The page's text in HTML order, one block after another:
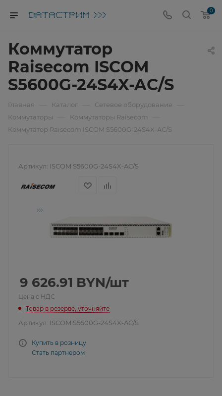
0
Коммутатор
Raisecom ISCOM
S5600G-24S4X-AC/S
Главная Каталог Сетевое оборудование
Коммутаторы Коммутаторы Raisecom
Коммутатор Raisecom ISCOM S5600G-24S4X-AC/S
Артикул: ISCOM S5600G-24S4X-AC/S
9 626.91 BYN/шт
Цена с НДС
Товар в резерве, уточняйте
Артикул: ISCOM S5600G-24S4X-AC/S
Купить в розницу
Стать партнером